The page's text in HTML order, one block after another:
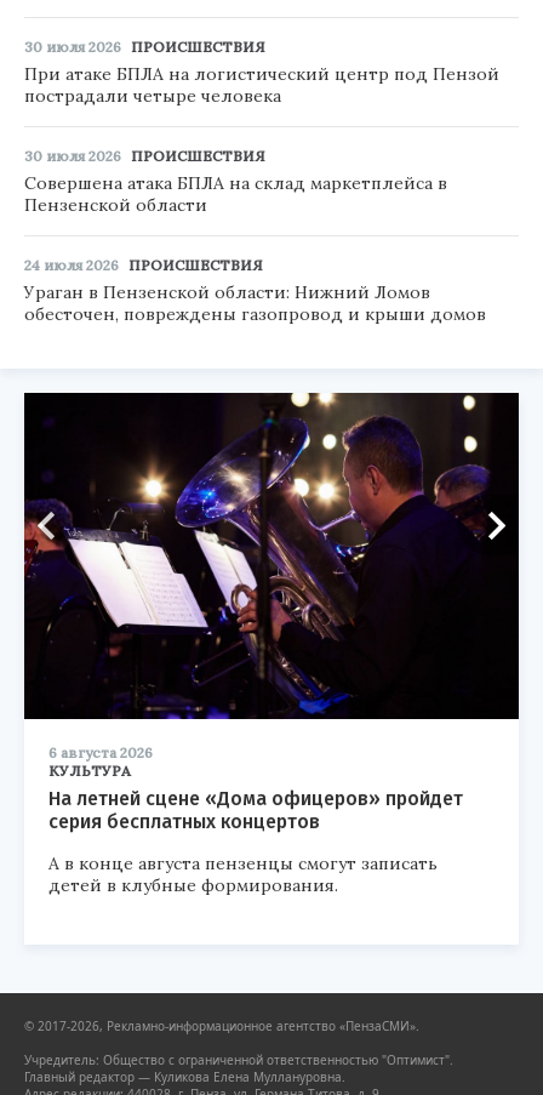
30 июля 2026 ПРОИСШЕСТВИЯ
При атаке БПЛА на логистический центр под Пензой
пострадали четыре человека
30 июля 2026 ПРОИСШЕСТВИЯ
Совершена атака БПЛА на склад маркетплейса в
Пензенской области
24 июля 2026 ПРОИСШЕСТВИЯ
Ураган в Пензенской области: Нижний Ломов
обесточен, повреждены газопровод и крыши домов
6 августа 2026
КУЛЬТУРА
На летней сцене «Дома офицеров» пройдет
серия бесплатных концертов
А в конце августа пензенцы смогут записать
детей в клубные формирования.
© 2017-2026, Рекламно-информационное агентство «ПензаСМИ».
Учредитель: Общество с ограниченной ответственностью "Оптимист".
Главный редактор — Куликова Елена Муллануровна.